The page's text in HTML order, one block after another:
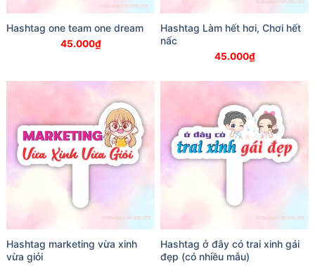
Hashtag one team one dream
45.000₫
Hashtag Làm hết hơi, Chơi hết
nấc
45.000₫
Hashtag marketing vừa xinh
vừa giỏi
Hashtag ở đây có trai xinh gái
đẹp (có nhiều mẫu)